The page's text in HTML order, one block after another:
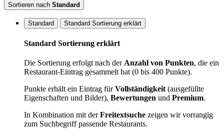
Sortieren nach Standard
Standard Standard Sortierung erklärt
Standard Sortierung erklärt
Die Sortierung erfolgt nach derAnzahl von Punkten, die ein
Restaurant-Eintrag gesammelt hat (0 bis 400 Punkte).
Punkte erhält ein Eintrag fürVollständigkeit(ausgefüllte
Eigenschaften und Bilder), Bewertungen und Premium.
In Kombination mit derFreitextsuche zeigen wir vorrangig
zum Suchbegriff passende Restaurants.